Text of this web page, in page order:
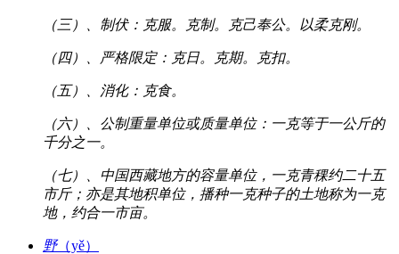
（三）、制伏：克服。克制。克己奉公。以柔克刚。
（四）、严格限定：克日。克期。克扣。
（五）、消化：克食。
（六）、公制重量单位或质量单位：一克等于一公斤的
千分之一。
（七）、中国西藏地方的容量单位，一克青稞约二十五
市斤；亦是其地积单位，播种一克种子的土地称为一克
地，约合一市亩。
野（yě）